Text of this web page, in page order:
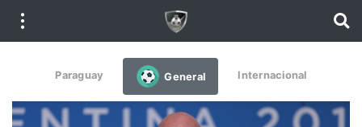
Paraguay General Internacional